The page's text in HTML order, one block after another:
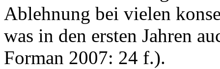
Ablehnung bei vielen
was in den ersten Jahren
Forman 2007: 24 f.).